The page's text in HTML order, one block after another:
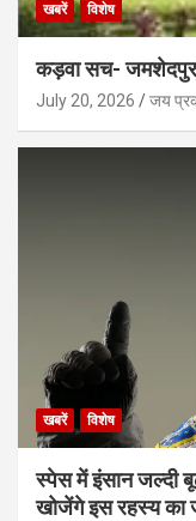
खबरें विशेष
कड़वा सच- जमशेदपुर
July 20, 2026 जय
खबरें विशेष
स्पेस में इंसान जल्दी
खोजेंगे इस रहस्य का